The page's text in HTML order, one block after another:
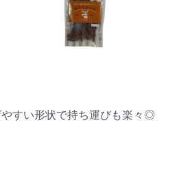
すい形状で持ち運びも楽々◎